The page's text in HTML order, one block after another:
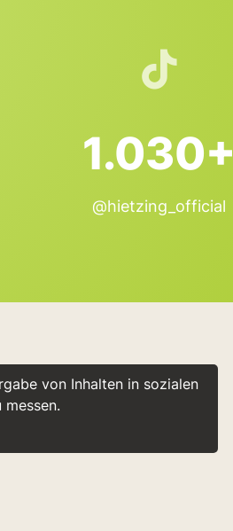
von Inhalten in sozialen
1.030+
@hietzing_official